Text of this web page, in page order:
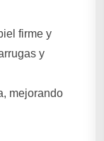
firme y
y
mejorando